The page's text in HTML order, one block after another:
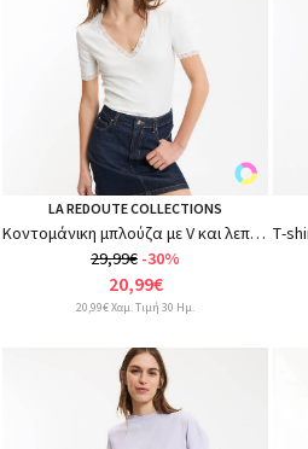
LA REDOUTE COLLECTIONS
Κοντομάνικη μπλούζα με V και λεπτομέρεια από δαντέλα
29,99€ -30%
20,99€
20,99€ Χαμ. Τιμή 30 Ημ.